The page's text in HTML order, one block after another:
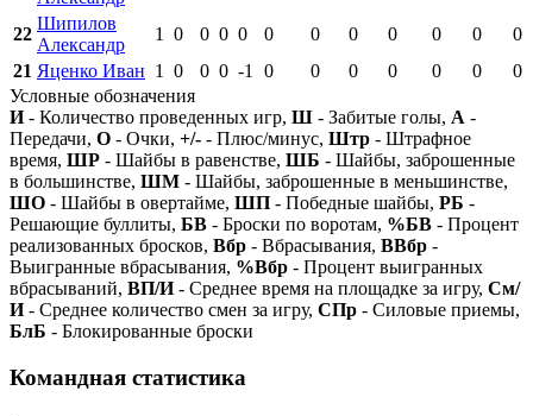
22
Шипилов
Александр
1 0 0 0 0 0 0 0 0 0 0
0
21 Яценко Иван 1 0 0 0 -1 0 0 0 0 0 0
0
Условные обозначения
И- Количество проведенных игр, Ш - Забитые голы, А -
Передачи, О - Очки, +/- - Плюс/минус, Штр - Штрафное
время, ШР - Шайбы в равенстве, ШБ - Шайбы, заброшенные
в большинстве, ШМ - Шайбы, заброшенные в меньшинстве,
ШО - Шайбы в овертайме, ШП - Победные шайбы, РБ -
Решающие буллиты, БВ - Броски по воротам, %БВ - Процент
реализованных бросков, Вбр - Вбрасывания, ВВбр -
Выигранные вбрасывания, %Вбр - Процент выигранных
вбрасываний, ВП/И- Среднее время на площадке за игру, См/
И- Среднее количество смен за игру, СПр - Силовые приемы,
БлБ - Блокированные броски
Командная статистика